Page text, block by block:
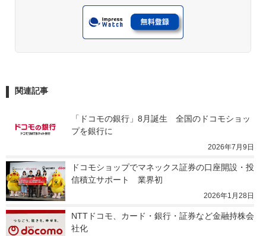
関連記事
「ドコモの銀行」8月誕生　全国のドコモショッ
プを銀行に
2026年7月9日
ドコモショップでマネックス証券の口座開設・投
信積立サポート　業界初
2026年1月28日
NTTドコモ、カード・銀行・証券など金融持株会
社化